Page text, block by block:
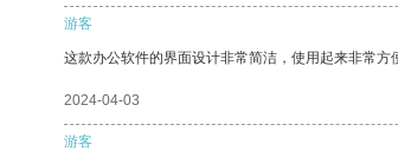
游客
这款办公软件的界面设计非常简洁，使用起来非常方
2024-04-03
游客